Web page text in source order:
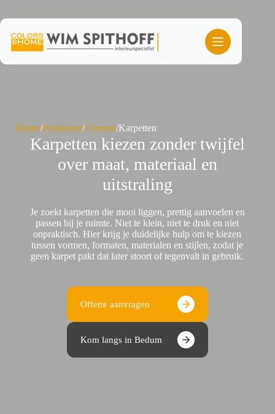
de
inhoud
Home/Producten/Vloeren/Karpetten
Karpetten kiezen zonder twijfel
over maat, materiaal en
uitstraling
Je zoekt karpetten die mooi liggen, prettig aanvoelen en
passen bij je ruimte. Niet te klein, niet te druk en niet
onpraktisch. Hier krijg je duidelijke hulp om te kiezen
tussen vormen, formaten, materialen en stijlen, zodat je
geen karpet pakt dat later stoort of tegenvalt in gebruik.
Offerte aanvragen
Kom langs in Bedum